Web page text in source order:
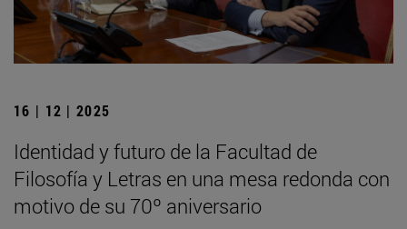
16 | 12 | 2025
Identidad y futuro de la Facultad de
Filosofía y Letras en una mesa redonda con
motivo de su 70º aniversario